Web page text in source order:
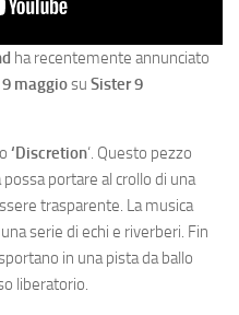
ha recentemente annunciato
9 maggiosu Sister 9
‘Discretion‘. Questo pezzo
portare al crollo di una
trasparente. La musica
serie di echi e riverberi. Fin
in una pista da ballo
liberatorio.